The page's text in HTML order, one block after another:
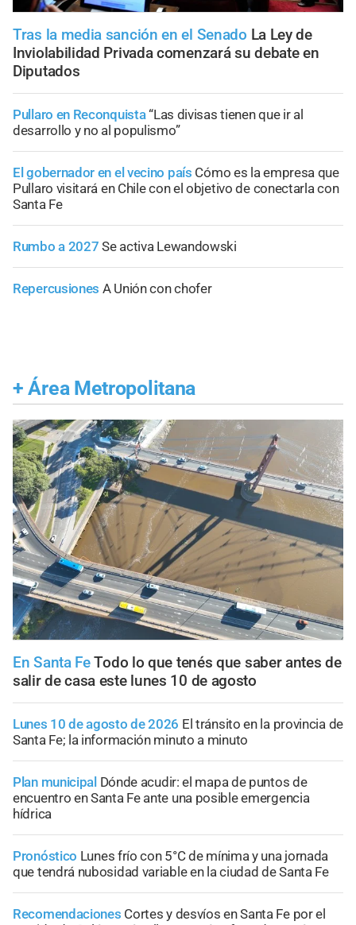
Tras la media sanción en el Senado La Ley de
Inviolabilidad Privada comenzará su debate en
Diputados
Pullaro en Reconquista“Las divisas tienen que ir al
desarrollo y no al populismo”
El gobernador en el vecino país Cómo es la empresa que
Pullaro visitará en Chile con el objetivo de conectarla con
Santa Fe
Rumbo a 2027 Se activa Lewandowski
Repercusiones A Unión con chofer
+ Área Metropolitana
En Santa FeTodo lo que tenés que saber antes de
salir de casa este lunes 10 de agosto
Lunes 10 de agosto de 2026 El tránsito en la provincia de
Santa Fe; la información minuto a minuto
Plan municipal Dónde acudir: el mapa de puntos de
encuentro en Santa Fe ante una posible emergencia
hídrica
Pronóstico Lunes frío con 5°C de mínima y una jornada
que tendrá nubosidad variable en la ciudad de Santa Fe
Recomendaciones Cortes y desvíos en Santa Fe por el